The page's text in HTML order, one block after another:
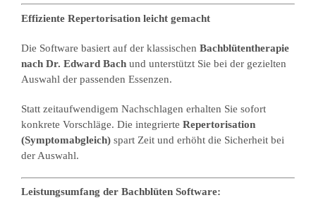
Effiziente Repertorisation leicht gemacht
Die Software basiert auf der klassischen Bachblütentherapie
nach Dr. Edward Bachund unterstützt Sie bei der gezielten
Auswahl der passenden Essenzen.
Statt zeitaufwendigem Nachschlagen erhalten Sie sofort
konkrete Vorschläge. Die integrierte Repertorisation
(Symptomabgleich)spart Zeit und erhöht die Sicherheit bei
der Auswahl.
Leistungsumfang der Bachblüten Software: